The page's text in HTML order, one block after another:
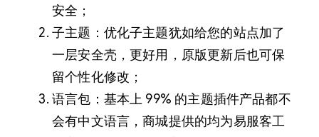
安全；
子主题：优化子主题犹如给您的站点加了
一层安全壳，更好用，原版更新后也可保
留个性化修改；
语言包：基本上 99% 的主题插件产品都不
会有中文语言，商城提供的均为易服客工